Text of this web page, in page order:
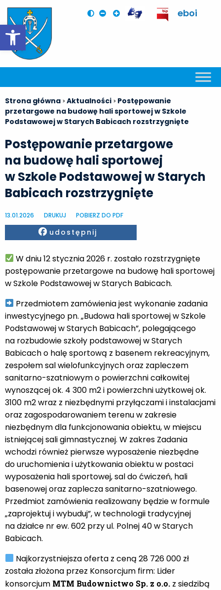
Otwórz pasek narzędzi
eboi
Strona główna >Aktualności > Postępowanie
przetargowe na budowę hali sportowej w Szkole
Podstawowej w Starych Babicach rozstrzygnięte
Postępowanie przetargowe
na budowę hali sportowej
w Szkole Podstawowej w Starych
Babicach rozstrzygnięte
13.01.2026 DRUKUJ POBIERZ DO PDF
Facebook
udostępnij
W dniu 12 stycznia 2026 r. zostało rozstrzygnięte
postępowanie przetargowe na budowę hali sportowej
w Szkole Podstawowej w Starych Babicach.
Przedmiotem zamówienia jest wykonanie zadania
inwestycyjnego pn. „Budowa hali sportowej w Szkole
Podstawowej w Starych Babicach”, polegającego
na rozbudowie szkoły podstawowej w Starych
Babicach o halę sportową z basenem rekreacyjnym,
zespołem sal wielofunkcyjnych oraz zapleczem
sanitarno-szatniowym o powierzchni całkowitej
wynoszącej ok. 4 300 m2 i powierzchni użytkowej ok.
3100 m2 wraz z niezbędnymi przyłączami i instalacjami
oraz zagospodarowaniem terenu w zakresie
niezbędnym dla funkcjonowania obiektu, w miejscu
istniejącej sali gimnastycznej. W zakres Zadania
wchodzi również pierwsze wyposażenie niezbędne
do uruchomienia i użytkowania obiektu w postaci
wyposażenia hali sportowej, sal do ćwiczeń, hali
basenowej oraz zaplecza sanitarno-szatniowego.
Przedmiot zamówienia realizowany będzie w formule
„zaprojektuj i wybuduj”, w technologii tradycyjnej
na działce nr ew. 602 przy ul. Polnej 40 w Starych
Babicach.
Najkorzystniejsza oferta z ceną 28 726 000 zł
została złożona przez Konsorcjum firm: Lider
konsorcjum MTM Budownictwo Sp. z o.o. z siedzibą